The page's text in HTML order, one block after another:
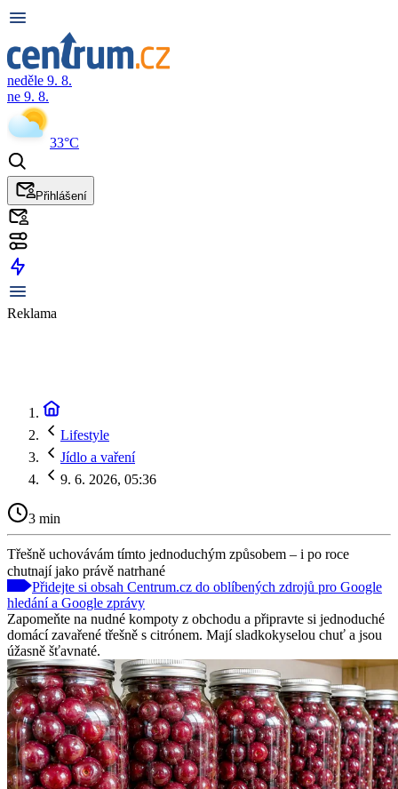
neděle 9. 8.
ne 9. 8.
33°C
Přihlášení
Reklama
Lifestyle
Jídlo a vaření
9. 6. 2026, 05:36
3 min
Třešně uchovávám tímto jednoduchým způsobem – i po roce
chutnají jako právě natrhané
Přidejte si obsah Centrum.cz do oblíbených zdrojů pro Google
hledání a Google zprávy
Zapomeňte na nudné kompoty z obchodu a připravte si jednoduché
domácí zavařené třešně s citrónem. Mají sladkokyselou chuť a jsou
úžasně šťavnaté.